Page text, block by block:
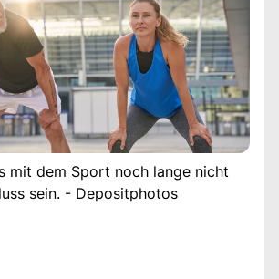
mit dem Sport noch lange nicht
sein. - Depositphotos